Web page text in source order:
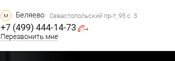
м Беляево Севастопольский пр-т, 95 с. 5
+7 (499) 444-14-73
Перезвонить мне